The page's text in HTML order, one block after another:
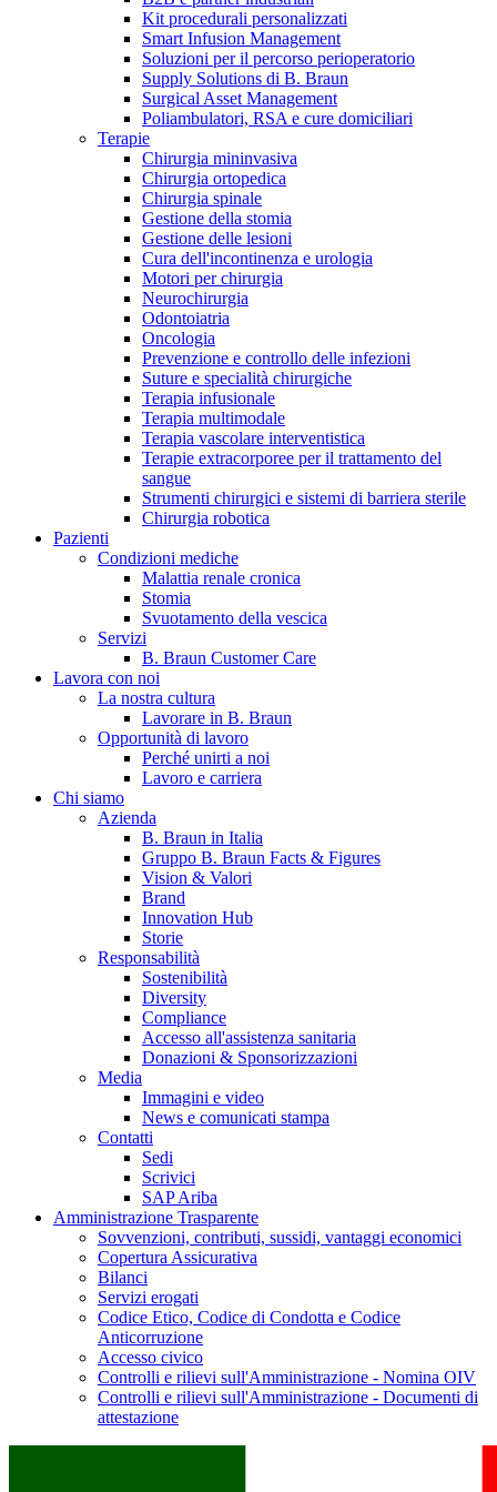
Catalogo prodotti
Trova il prodotto che stai cercando. Visita il catalogo B.
Braun con il nostro portfolio completo.
Hai domande o richieste? Scrivici per entrare subito in
contatto con un nostro referente.
B. Braun in Italia
Scopri chi siamo ed entra nel mondo di B. Braun in Italia: 4
sedi, 4 aziende, più di 700 dipendenti e un Centro di
Eccellenza a livello globale.
Kit procedurali personalizzati
Smart Infusion Management
Soluzioni per il percorso perioperatorio
Supply Solutions di B. Braun
Surgical Asset Management
Poliambulatori, RSA e cure domiciliari
Terapie
Chirurgia mininvasiva
Chirurgia ortopedica
Chirurgia spinale
Gestione della stomia
Gestione delle lesioni
Cura dell'incontinenza e urologia
Motori per chirurgia
Neurochirurgia
Odontoiatria
Oncologia
Prevenzione e controllo delle infezioni
Suture e specialità chirurgiche
Terapia infusionale
Terapia multimodale
Terapia vascolare interventistica
Terapie extracorporee per il trattamento del
sangue
Strumenti chirurgici e sistemi di barriera sterile
Chirurgia robotica
Pazienti
Condizioni mediche
Malattia renale cronica
Stomia
Svuotamento della vescica
Servizi
B. Braun Customer Care
Lavora con noi
La nostra cultura
Lavorare in B. Braun
Opportunità di lavoro
Perché unirti a noi
Lavoro e carriera
Chi siamo
Azienda
B. Braun in Italia
Gruppo B. Braun Facts & Figures
Vision & Valori
Brand
Innovation Hub
Storie
Responsabilità
Sostenibilità
Diversity
Compliance
Accesso all'assistenza sanitaria
Donazioni & Sponsorizzazioni
Media
Immagini e video
News e comunicati stampa
Contatti
Sedi
Scrivici
SAP Ariba
Amministrazione Trasparente
Sovvenzioni, contributi, sussidi, vantaggi economici
Copertura Assicurativa
Bilanci
Servizi erogati
Codice Etico, Codice di Condotta e Codice
Anticorruzione
Accesso civico
Controlli e rilievi sull'Amministrazione - Nomina OIV
Controlli e rilievi sull'Amministrazione - Documenti di
attestazione